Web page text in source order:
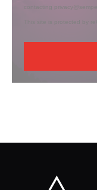
contacting
This site is protected by